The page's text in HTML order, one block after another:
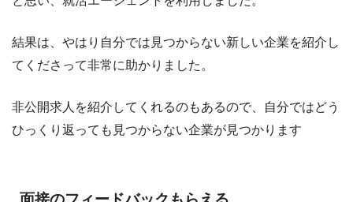
結果は、やはり自分では見つからない新しい企業を紹介し
てくださって非常に助かりました。
非公開求人を紹介してくれるのもあるので、自分ではどう
ひっくり返っても見つからない企業が見つかります